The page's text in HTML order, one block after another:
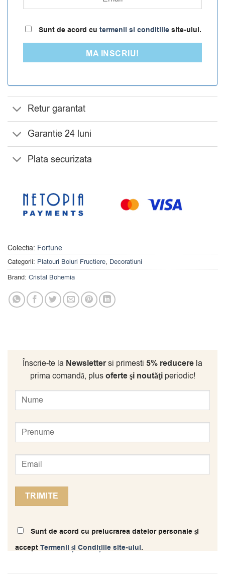
Sunt de acord cu termenii si conditiilesite-ului.
MA INSCRIU!
Retur garantat
Garantie 24 luni
Plata securizata
Colectia: Fortune
Categorii: Platouri Boluri Fructiere, Decoratiuni
Brand: Cristal Bohemia
Înscrie-te la Newslettersi primesti 5% reducere la
prima comandă, plusoferte şi noutăţiperiodic!
Sunt de acord cu prelucrarea datelor personale şi
acceptTermenii și Condițiile site-ului.